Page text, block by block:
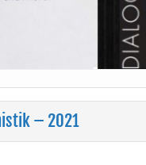
– 2021